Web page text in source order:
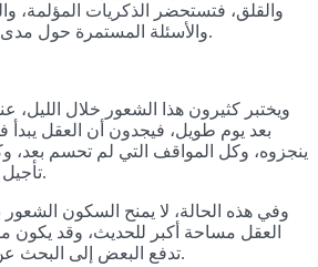
والقلق، فتستحضر الذكريات المؤلمة،
والأسئلة المستمرة حول مدى كفاية ما ينجزه الشخص.
ويختبر كثيرون هذا الشعور خلال الليل،
بعد يوم طويل، فيجدون أن العقل
ينجزوه، وكل المواقف التي لم تحسم بعد،
تأجيل التفكير فيها طوال اليوم.
وفي هذه الحالة، لا يمنح السكون الشعور
العقل مساحة أكبر للحديث، وقد يكون
تدفع البعض إلى البحث عن أي وسيلة للهروب منه.